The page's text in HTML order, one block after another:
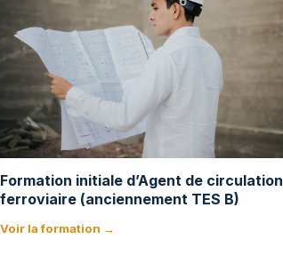
Formation initiale d’Agent de circulation
ferroviaire (anciennement TES B)
Voir la formation →